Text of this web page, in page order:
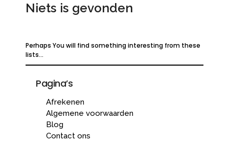
Niets is gevonden
Perhaps You will find something interesting from these
lists...
Pagina’s
Afrekenen
Algemene voorwaarden
Blog
Contact ons